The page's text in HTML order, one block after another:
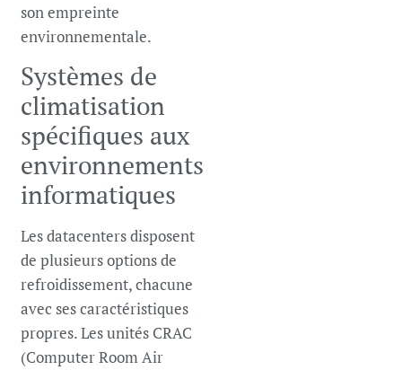
son empreinte
environnementale.
Systèmes de
climatisation
spécifiques aux
environnements
informatiques
Les datacenters disposent
de plusieurs options de
refroidissement, chacune
avec ses caractéristiques
propres. Les unités CRAC
(Computer Room Air